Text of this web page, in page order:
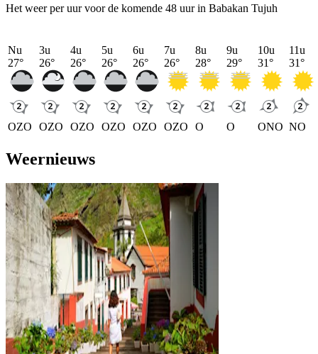
Het weer per uur voor de komende 48 uur in Babakan Tujuh
Nu
27°
OZO
3u
26°
OZO
4u
26°
OZO
5u
26°
OZO
6u
26°
OZO
7u
26°
OZO
8u
28°
O
9u
29°
O
10u
31°
ONO
11u
31°
NO
Weernieuws